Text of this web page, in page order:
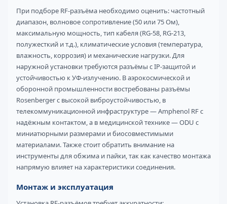
При подборе RF-разъёма необходимо оценить: частотный
диапазон, волновое сопротивление (50 или 75 Ом),
максимальную мощность, тип кабеля (RG-58, RG-213,
полужесткий и т.д.), климатические условия (температура,
влажность, коррозия) и механические нагрузки. Для
наружной установки требуются разъёмы с IP-защитой и
устойчивостью к УФ-излучению. В аэрокосмической и
оборонной промышленности востребованы разъёмы
Rosenberger с высокой виброустойчивостью, в
телекоммуникационной инфраструктуре — Amphenol RF с
надёжным контактом, а в медицинской технике — ODU с
миниатюрными размерами и биосовместимыми
материалами. Также стоит обратить внимание на
инструменты для обжима и пайки, так как качество монтажа
напрямую влияет на характеристики соединения.
Монтаж и эксплуатация